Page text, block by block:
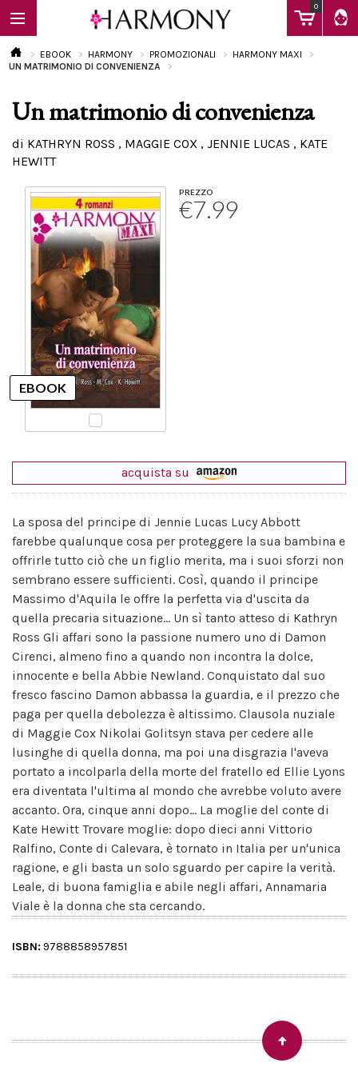
0
EBOOK
LIBRI
Calendario
EBOOK HARMONY PROMOZIONALI
HARMONY MAXI
UN MATRIMONIO DI CONVENIENZA
Un matrimonio di convenienza
di KATHRYN ROSS , MAGGIE COX , JENNIE LUCAS , KATE
HEWITT
PREZZO
€7.99
acquista su
La sposa del principe di Jennie Lucas Lucy Abbott
farebbe qualunque cosa per proteggere la sua bambina e
offrirle tutto ciò che un figlio merita, ma i suoi sforzi non
sembrano essere sufficienti. Così, quando il principe
Massimo d'Aquila le offre la perfetta via d'uscita da
quella precaria situazione... Un sì tanto atteso di Kathryn
Ross Gli affari sono la passione numero uno di Damon
Cirenci, almeno fino a quando non incontra la dolce,
innocente e bella Abbie Newland. Conquistato dal suo
fresco fascino Damon abbassa la guardia, e il prezzo che
paga per quella debolezza è altissimo. Clausola nuziale
di Maggie Cox Nikolai Golitsyn stava per cedere alle
lusinghe di quella donna, ma poi una disgrazia l'aveva
portato a incolparla della morte del fratello ed Ellie Lyons
era diventata l'ultima al mondo che avrebbe voluto avere
accanto. Ora, cinque anni dopo... La moglie del conte di
Kate Hewitt Trovare moglie: dopo dieci anni Vittorio
Ralfino, Conte di Calevara, è tornato in Italia per un'unica
ragione, e gli basta un solo sguardo per capire la verità.
Leale, di buona famiglia e abile negli affari, Annamaria
Viale è la donna che sta cercando.
ISBN: 9788858957851